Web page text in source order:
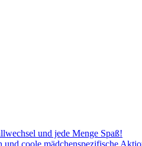
und jede Menge Spaß!
coole mädchenspezifische